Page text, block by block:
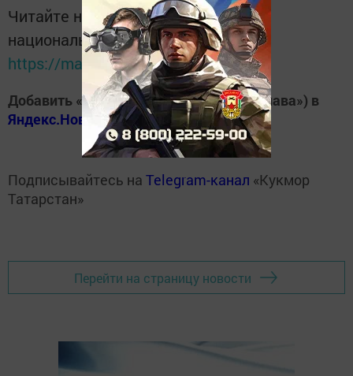
Читайте новости Татарстана в
национальном мессенджере MАХ:
https://max.ru/tatmedia
Добавить «Хезмэт даны» («Трудовая слава») в
Яндекс.Новости
Подписывайтесь на Telegram-канал «Кукмор
Татарстан»
Перейти на страницу новости